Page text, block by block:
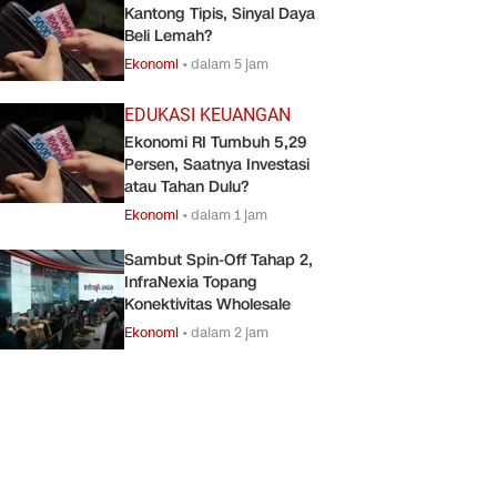
Kantong Tipis, Sinyal Daya
Beli Lemah?
Ekonomi •dalam 5 jam
EDUKASI KEUANGAN
Ekonomi RI Tumbuh 5,29
Persen, Saatnya Investasi
atau Tahan Dulu?
Ekonomi •dalam 1 jam
Sambut Spin-Off Tahap 2,
InfraNexia Topang
Konektivitas Wholesale
Ekonomi •dalam 2 jam